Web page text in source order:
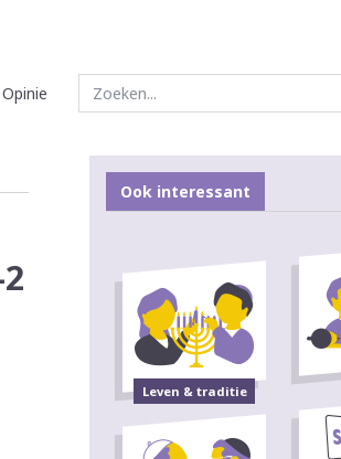
Opinie
Ook interessant
Leven & traditie